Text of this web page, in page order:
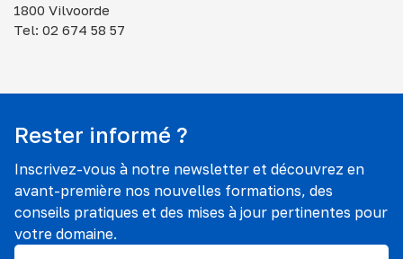
1800 Vilvoorde
Tel: 02 674 58 57
Rester informé ?
Inscrivez-vous à notre newsletter et découvrez en
avant-première nos nouvelles formations, des
conseils pratiques et des mises à jour pertinentes pour
votre domaine.